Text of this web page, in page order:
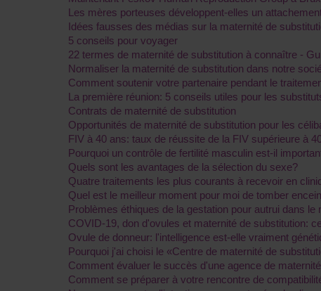
Les mères porteuses développent-elles un
Idées fausses des médias sur la maternité de
5 conseils pour voyager
22 termes de maternité de substitution à connaître -
Normaliser la maternité de substitution dans notre
Comment soutenir votre partenaire pendant le
La première réunion: 5 conseils utiles pour les
Contrats de maternité de substitution
Opportunités de maternité de substitution pour les
FIV à 40 ans: taux de réussite de la FIV supérieure à
Pourquoi un contrôle de fertilité masculin est-il
Quels sont les avantages de la sélection du sexe?
Quatre traitements les plus courants à recevoir en
Quel est le meilleur moment pour moi de tomber
Problèmes éthiques de la gestation pour autrui dans le
COVID-19, don d'ovules et maternité de substitution:
Ovule de donneur: l'intelligence est-elle vraiment
Pourquoi j'ai choisi le «Centre de maternité de
Comment évaluer le succès d'une agence de
Comment se préparer à votre rencontre de